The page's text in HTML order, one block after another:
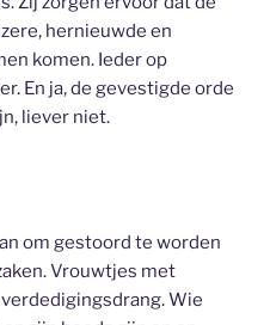
hernieuwde en
komen. Ieder op
En ja, de gevestigde orde
liever niet.
om gestoord te worden
Vrouwtjes met
Wie